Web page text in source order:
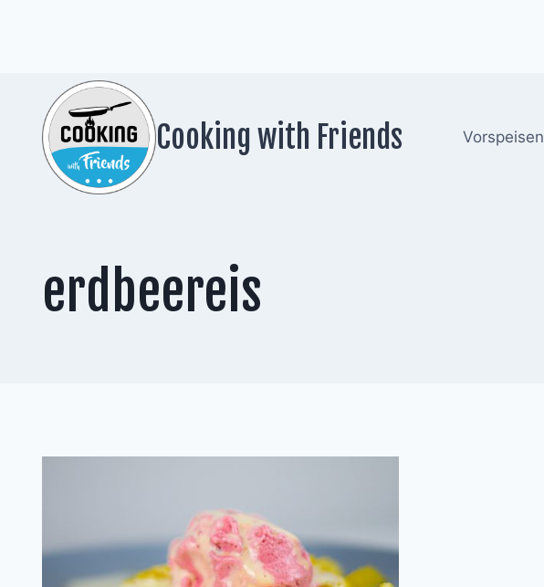
Cooking with Friends Vorspeisen
erdbeereis